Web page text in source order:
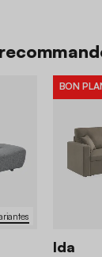
BON
Ida